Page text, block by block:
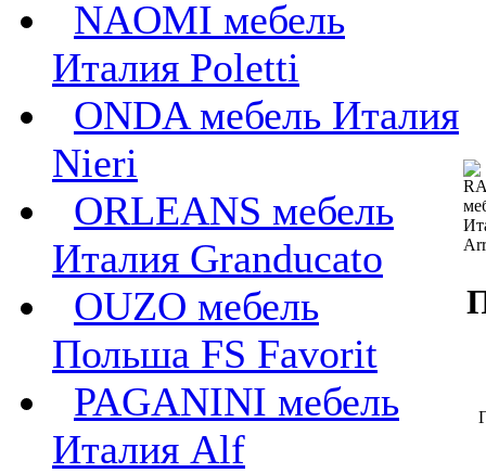
NAOMI мебель
Италия Poletti
ONDA мебель Италия
Nieri
ORLEANS мебель
Италия Granducato
OUZO мебель
Польша FS Favorit
PAGANINI мебель
Италия Alf